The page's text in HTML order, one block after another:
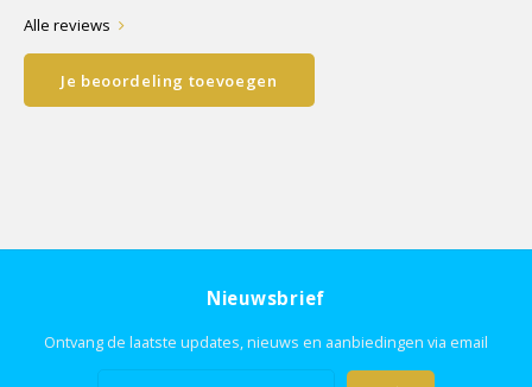
Alle reviews
Je beoordeling toevoegen
Nieuwsbrief
Ontvang de laatste updates, nieuws en aanbiedingen via email